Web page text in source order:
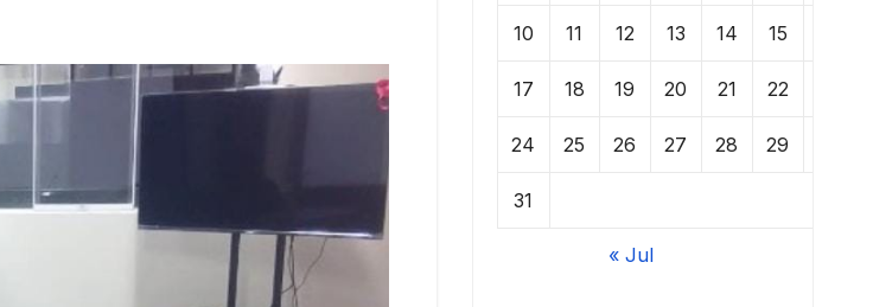
10 11 12 13 14 15
17 18 19 20 21 22
24 25 26 27 28 29
31
« Jul